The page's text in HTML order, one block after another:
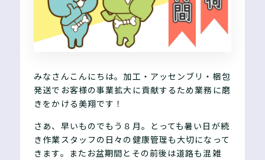
みなさんこんにちは。加工・アッセンブリ・梱包
発送でお客様の事業拡大に貢献するため業務に磨
きをかける美翔です！
さあ、早いものでもう８月。とっても暑い日が続
き作業スタッフの日々の健康管理も大切になって
きます。またお盆期間とその前後は道路も混雑